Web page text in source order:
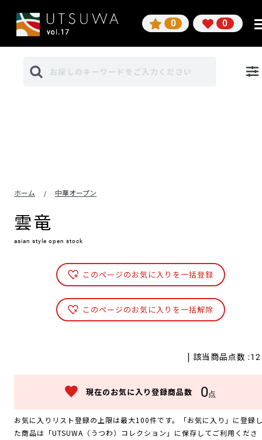
0 0
ホーム / 中華オープン
雲竜
asian style open stock
このページのお気に入りを一括登録
このページのお気に入りを一括解除
| 該当商品点数 :12
現在のお気に入り登録商品数 0点
お気に入りリスト登録の上限は最大100件です。「お気に入り」に登録
た商品は「UTSUWA（うつわ）コレクション」に保存してご利用くださ